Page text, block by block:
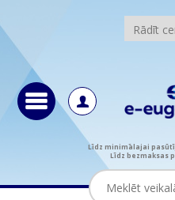
Līdz minimālajai
Līdz bezmaksas